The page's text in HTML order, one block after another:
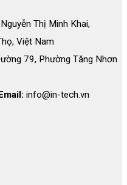
Thị Minh Khai,
Việt Nam
79, Phường Tăng Nhơn
info@in-tech.vn